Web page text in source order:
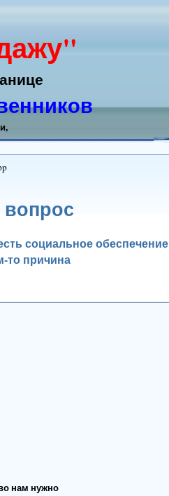
социальное обеспечение
то причина
нам нужно